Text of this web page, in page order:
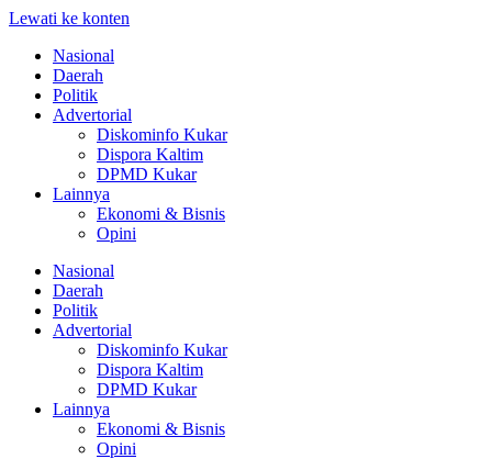
Lewati ke konten
Nasional
Daerah
Politik
Advertorial
Diskominfo Kukar
Dispora Kaltim
DPMD Kukar
Lainnya
Ekonomi & Bisnis
Opini
Nasional
Daerah
Politik
Advertorial
Diskominfo Kukar
Dispora Kaltim
DPMD Kukar
Lainnya
Ekonomi & Bisnis
Opini